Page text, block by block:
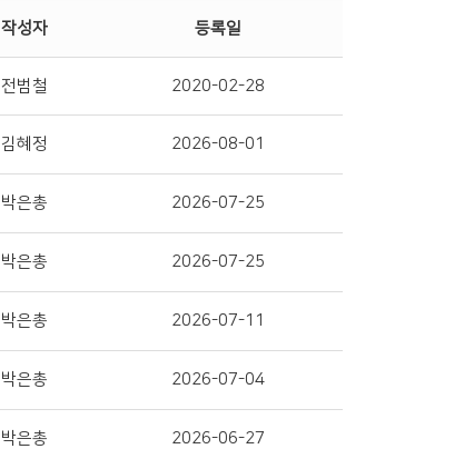
작성자 등록일
전범철 2020-02-28
김혜정 2026-08-01
박은총 2026-07-25
박은총 2026-07-25
박은총 2026-07-11
박은총 2026-07-04
박은총 2026-06-27